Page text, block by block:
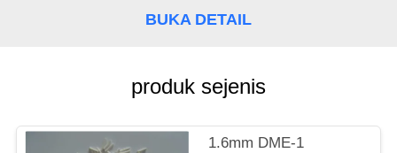
BUKA DETAIL
produk sejenis
1.6mm DME-1